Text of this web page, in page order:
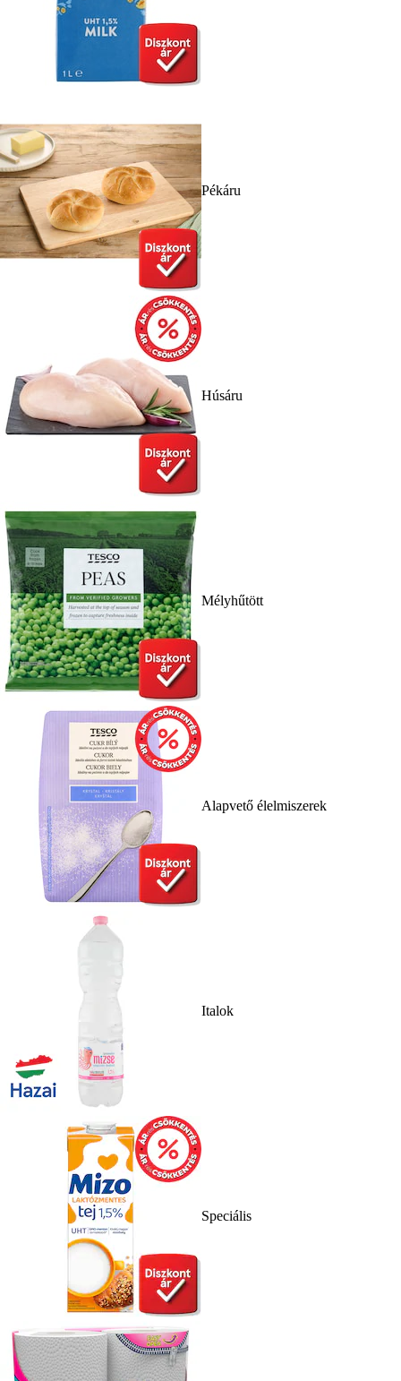
Pékáru
Húsáru
Mélyhűtött
Alapvető élelmiszerek
Italok
Speciális